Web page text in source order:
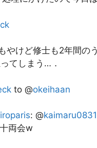
やけど修士も2年間の
てしまう…．
to @okeihaan
: @kaimaru0831
両会w